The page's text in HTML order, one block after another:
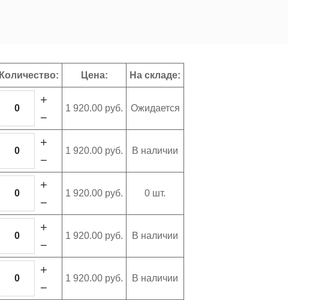
Количество: Цена: На складе:
−
+
1 920.00 руб. Ожидается
−
+
1 920.00 руб. В наличии
−
+
1 920.00 руб. 0 шт.
−
+
1 920.00 руб. В наличии
−
+
1 920.00 руб. В наличии